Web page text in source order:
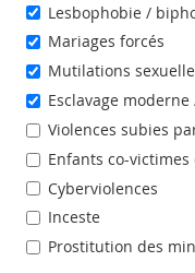
Lesbophobie /
Mariages forcés
Mutilations
Esclavage
Violences subies
Enfants co-
Cyberviolences
Inceste
Prostitution des